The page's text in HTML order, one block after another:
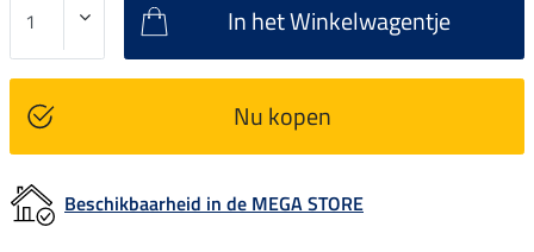
In het Winkelwagentje
Nu kopen
Beschikbaarheid in de MEGA STORE